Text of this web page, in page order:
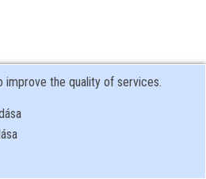
the quality of services.